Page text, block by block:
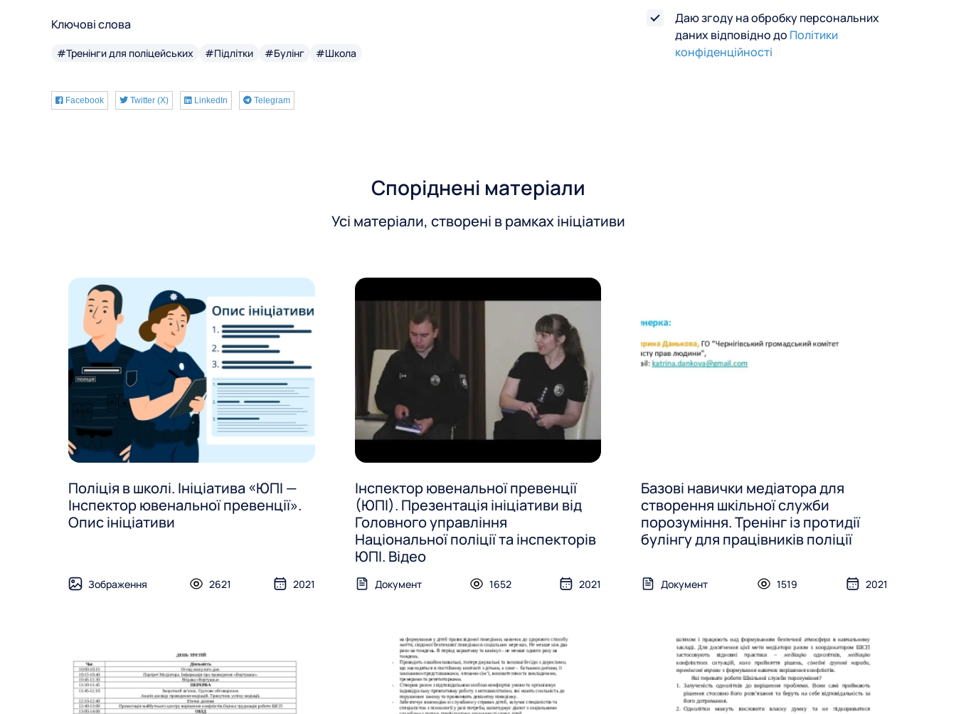
Ключові слова
#Тренінги для поліцейських #Підлітки #Булінг #Школа
Facebook Twitter (X) LinkedIn Telegram
Даю згоду на обробку персональних
даних відповідно до Політики
конфіденційності
Споріднені матеріали
Усі матеріали, створені в рамках ініціативи
Поліція в школі. Ініціатива «ЮПІ —
Інспектор ювенальної превенції».
Опис ініціативи
Зображення 2621 2021
Інспектор ювенальної превенції
(ЮПІ). Презентація ініціативи від
Головного управління
Національної поліції та інспекторів
ЮПІ. Відео
Документ 1652 2021
Базові навички медіатора для
створення шкільної служби
порозуміння. Тренінг із протидії
булінгу для працівників поліції
Документ 1519 2021